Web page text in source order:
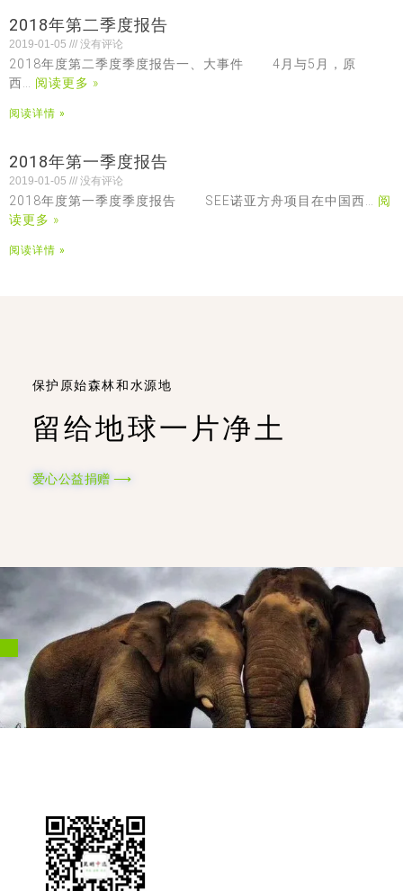
2018年第二季度报告
2019-01-05 没有评论
2018年度第二季度季度报告一、大事件 4月与5月，原
西… 阅读更多 »
阅读详情 »
2018年第一季度报告
2019-01-05 没有评论
2018年度第一季度季度报告 SEE诺亚方舟项目在中国西… 阅
读更多 »
阅读详情 »
保护原始森林和水源地
留给地球一片净土
爱心公益捐赠 ⟶